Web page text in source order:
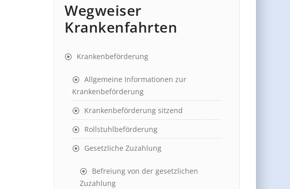
Wegweiser
Krankenfahrten
Krankenbeförderung
Allgemeine Informationen zur
Krankenbeförderung
Krankenbeförderung sitzend
Rollstuhlbeförderung
Gesetzliche Zuzahlung
Befreiung von der gesetzlichen
Zuzahlung